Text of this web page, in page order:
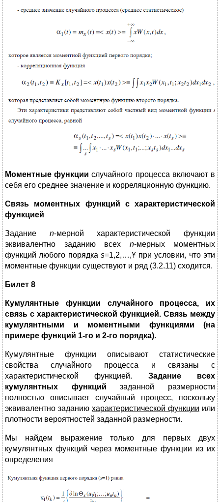
Моментные функции случайного процесса включают в
себя его среднее значение и корреляционную функцию.
Связь моментных функций с характеристической
функцией
Задание n-мерной характеристической функции
эквивалентно заданию всех n-мерных моментных
функций любого порядка s=1,2,…,¥ при условии, что эти
моментные функции существуют и ряд (3.2.11) сходится.
Билет 8
Кумулянтные функции случайного процесса, их
связь с характеристической функцией. Связь между
кумулянтными и моментными функциями (на
примере функций 1-го и 2-го порядка).
Кумулянтные функции описывают статистические
свойства случайного процесса и связаны с
характеристической функцией. Задание всех
кумулянтных функций заданной размерности
полностью описывает случайный процесс, поскольку
эквивалентно заданию характеристической функции или
плотности вероятностей заданной размерности.
Мы найдем выражение только для первых двух
кумулянтных функций через моментные функции из их
определения